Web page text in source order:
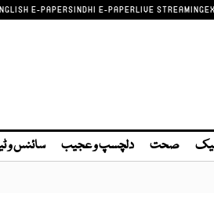
E-PAPERSINDHI E-PAPERLIVE STREAMING
صحت دلچسپ و عجیب سائنس و